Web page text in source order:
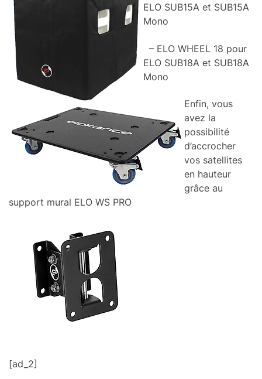
ELO SUB15A et SUB15A
Mono
– ELO WHEEL 18 pour
ELO SUB18A et SUB18A
Mono
Enfin, vous
avez la
possibilité
d’accrocher
vos satellites
en hauteur
grâce au
support mural ELO WS PRO
[ad_2]